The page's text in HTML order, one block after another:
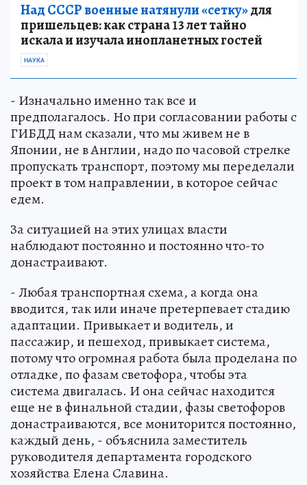
Над СССР военные натянули «сетку»для
пришельцев: как страна 13 лет тайно
искала и изучала инопланетных гостей
НАУКА
- Изначально именно так все и
предполагалось. Но при согласовании работы с
ГИБДД нам сказали, что мы живем не в
Японии, не в Англии, надо по часовой стрелке
пропускать транспорт, поэтому мы переделали
проект в том направлении, в которое сейчас
едем.
За ситуацией на этих улицах власти
наблюдают постоянно и постоянно что-то
донастраивают.
- Любая транспортная схема, а когда она
вводится, так или иначе претерпевает стадию
адаптации. Привыкает и водитель, и
пассажир, и пешеход, привыкает система,
потому что огромная работа была проделана по
отладке, по фазам светофора, чтобы эта
система двигалась. И она сейчас находится
еще не в финальной стадии, фазы светофоров
донастраиваются, все мониторится постоянно,
каждый день, - объяснила заместитель
руководителя департамента городского
хозяйства Елена Славина.